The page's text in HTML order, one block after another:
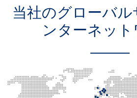
当社のグローバ
ンターネット